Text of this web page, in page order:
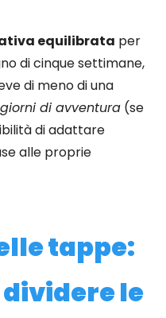
equilibrata per
di cinque settimane,
di meno di una
di avventura (se
di adattare
alle proprie
tappe:
le